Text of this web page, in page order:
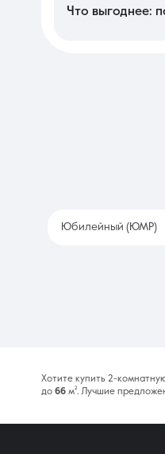
Что выгоднее:
Юбилейный (ЮМР)
Хотите купить 2-
до 66 м². Лучшие